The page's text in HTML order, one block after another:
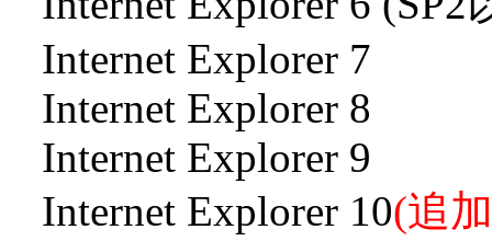
Internet Explorer 7
Internet Explorer 8
Internet Explorer 9
Internet Explorer 10(追